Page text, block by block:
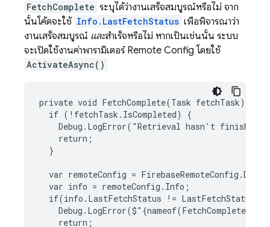
FetchComplete ระบุได้ว่างานเสร็จสมบูรณ์หรือไม่ จาก
นั้นโค้ดจะใช้ Info.LastFetchStatus เพื่อพิจารณาว่า
งานเสร็จสมบูรณ์ และสำเร็จหรือไม่ หากเป็นเช่นนั้น ระบบ
จะเปิดใช้งานค่าพารามิเตอร์Remote Config โดยใช้
ActivateAsync()
private void FetchComplete(Task fetchTask) {
  if (!fetchTask.IsCompleted) {
Debug.LogError("Retrieval hasn't
    return;
  }
var remoteConfig =
  var info = remoteConfig.Info;
if(info.LastFetchStatus !=
Debug.LogError($"{nameof(FetchComplete)}
    return;